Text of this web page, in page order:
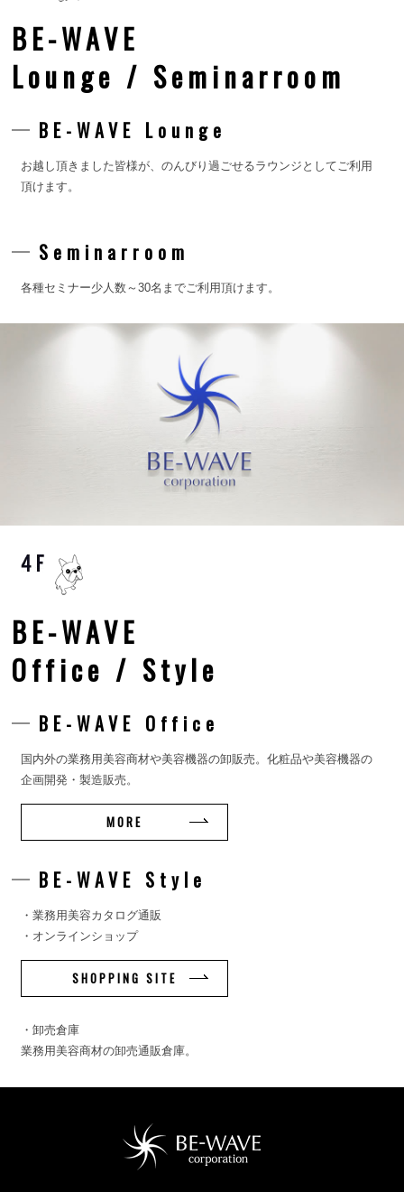
BE-WAVE
Lounge / Seminarroom
BE-WAVE Lounge
お越し頂きました皆様が、のんびり過ごせるラウンジとしてご利用
頂けます。
Seminarroom
各種セミナー少人数～30名までご利用頂けます。
BE-WAVE
Office / Style
BE-WAVE Office
国内外の業務用美容商材や美容機器の卸販売。化粧品や美容機器の
企画開発・製造販売。
MORE
BE-WAVE Style
・業務用美容カタログ通販
・オンラインショップ
SHOPPING SITE
・卸売倉庫
業務用美容商材の卸売通販倉庫。